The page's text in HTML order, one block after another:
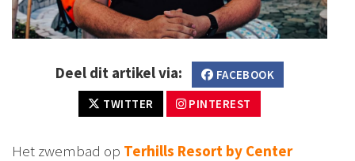
Deel dit artikel via:
FACEBOOK
TWITTER
PINTEREST
Het zwembad op Terhills Resort by Center